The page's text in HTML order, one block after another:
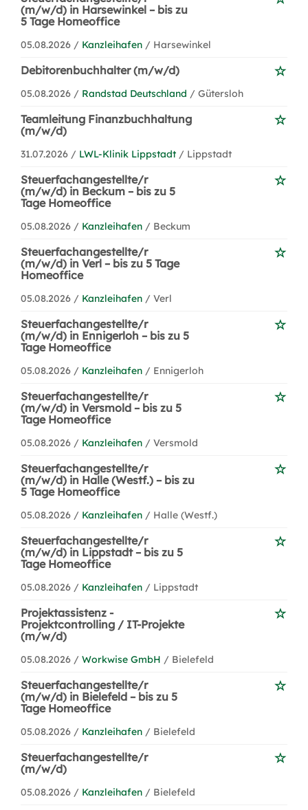
(m/w/d) in Harsewinkel – bis zu
5 Tage Homeoffice
05.08.2026 / Kanzleihafen / Harsewinkel
Debitorenbuchhalter (m/w/d)
05.08.2026 / Randstad Deutschland / Gütersloh
Teamleitung Finanzbuchhaltung
(m/w/d)
31.07.2026 / LWL-Klinik Lippstadt / Lippstadt
Steuerfachangestellte/r
(m/w/d) in Beckum – bis zu 5
Tage Homeoffice
05.08.2026 / Kanzleihafen / Beckum
Steuerfachangestellte/r
(m/w/d) in Verl – bis zu 5 Tage
Homeoffice
05.08.2026 / Kanzleihafen / Verl
Steuerfachangestellte/r
(m/w/d) in Ennigerloh – bis zu 5
Tage Homeoffice
05.08.2026 / Kanzleihafen / Ennigerloh
Steuerfachangestellte/r
(m/w/d) in Versmold – bis zu 5
Tage Homeoffice
05.08.2026 / Kanzleihafen / Versmold
Steuerfachangestellte/r
(m/w/d) in Halle (Westf.) – bis zu
5 Tage Homeoffice
05.08.2026 / Kanzleihafen / Halle (Westf.)
Steuerfachangestellte/r
(m/w/d) in Lippstadt – bis zu 5
Tage Homeoffice
05.08.2026 / Kanzleihafen / Lippstadt
Projektassistenz -
Projektcontrolling / IT-Projekte
(m/w/d)
05.08.2026 / Workwise GmbH / Bielefeld
Steuerfachangestellte/r
(m/w/d) in Bielefeld – bis zu 5
Tage Homeoffice
05.08.2026 / Kanzleihafen / Bielefeld
Steuerfachangestellte/r
(m/w/d)
05.08.2026 / Kanzleihafen / Bielefeld